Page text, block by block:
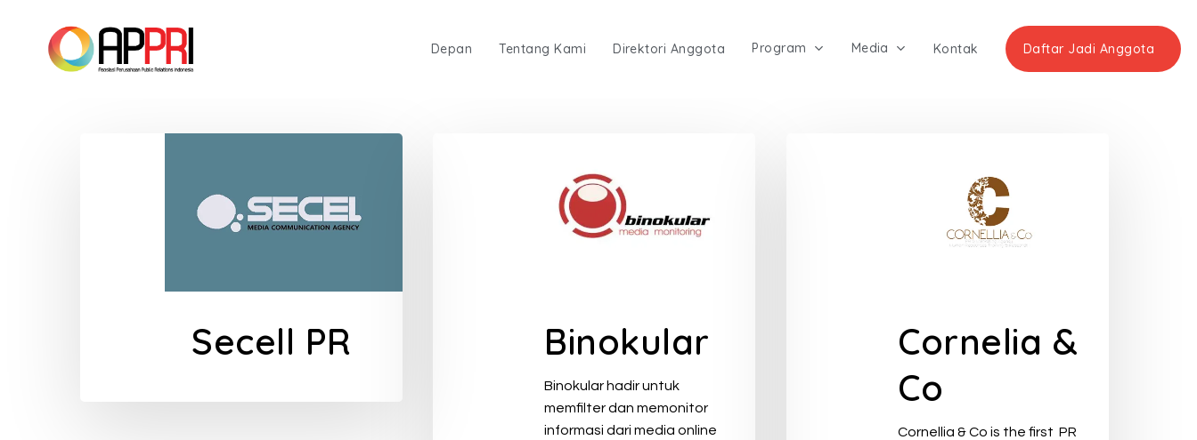
Depan Tentang Kami Direktori Anggota Program Media Kontak Daftar Jadi Anggota
Secell PR Binokular
Binokular hadir untuk
memfilter dan memonitor
informasi dari media online
Cornelia &
Co
Cornellia & Co is the first PR